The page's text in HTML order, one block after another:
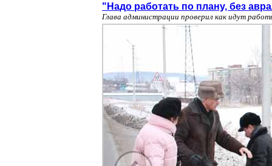
"Надо работать по плану, без
Глава администрации проверил как идут